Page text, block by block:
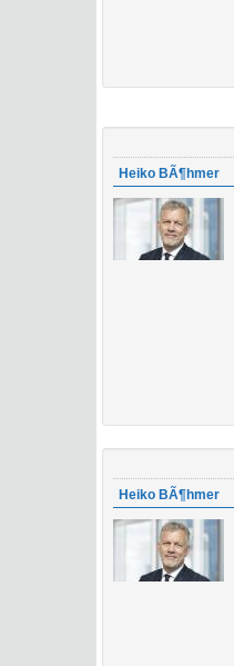
Heiko BÃ¶hmer
Heiko BÃ¶hmer